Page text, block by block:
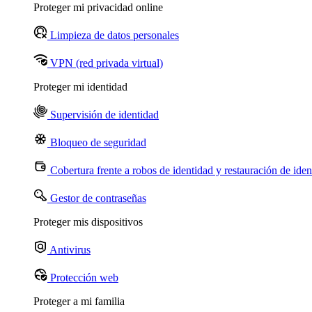
Proteger mi privacidad online
Limpieza de datos personales
VPN (red privada virtual)
Proteger mi identidad
Supervisión de identidad
Bloqueo de seguridad
Cobertura frente a robos de identidad y restauración de
Gestor de contraseñas
Proteger mis dispositivos
Antivirus
Protección web
Proteger a mi familia